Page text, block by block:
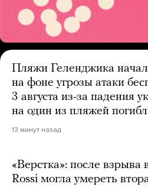
Пляжи Геленджика
на фоне угрозы атаки
3 августа из-за падения
на один из пляжей
13 минут назад
«Верстка»: после взрыва
Rossi могла умереть